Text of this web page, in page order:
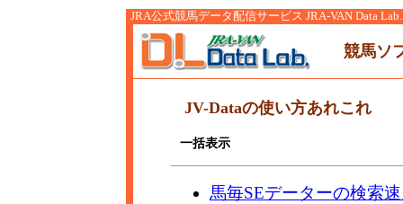
JRA公式競馬データ配信サービス JRA-VAN Data Lab.
競馬ソ
JV-Dataの使い方あれこれ
一括表示
馬毎SEデーターの検索